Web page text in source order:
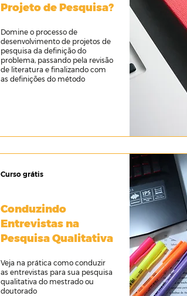
Projeto de Pesquisa?
Domine o processo de
desenvolvimento de projetos de
pesquisa da definição do
problema, passando pela revisão
de literatura e finalizando com
as definições do método
Curso grátis
Conduzindo
Entrevistas na
Pesquisa Qualitativa
Veja na prática como conduzir
as entrevistas para sua pesquisa
qualitativa do mestrado ou
doutorado